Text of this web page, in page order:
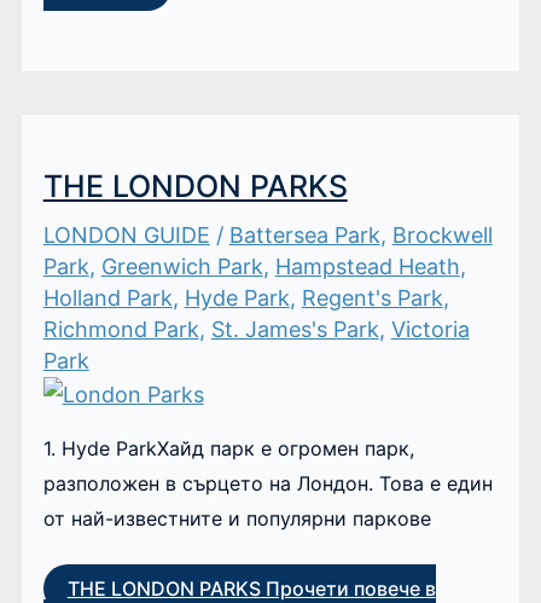
THE LONDON PARKS
LONDON GUIDE / Battersea Park, Brockwell
Park, Greenwich Park, Hampstead Heath,
Holland Park, Hyde Park, Regent's Park,
Richmond Park, St. James's Park, Victoria
Park
1. Hyde ParkХайд парк е огромен парк,
разположен в сърцето на Лондон. Това е един
от най-известните и популярни паркове
THE LONDON PARKSПрочети повече в